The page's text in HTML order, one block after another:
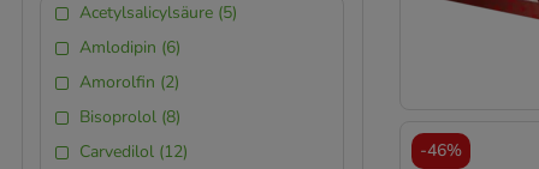
-46%
15 ml (1)
2 st (1)
3.3 ml (1)
24 st (1)
10 g (1)
Acetylsalicylsäure (5)
Amlodipin (6)
Amorolfin (2)
Bisoprolol (8)
Carvedilol (12)